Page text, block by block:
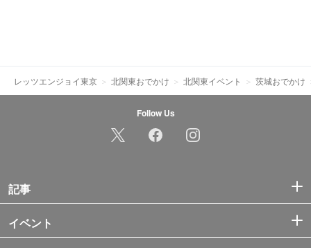
レッツエンジョイ東京 北関東おでかけ 北関東イベント 茨城おでかけ
Follow Us
記事
イベント